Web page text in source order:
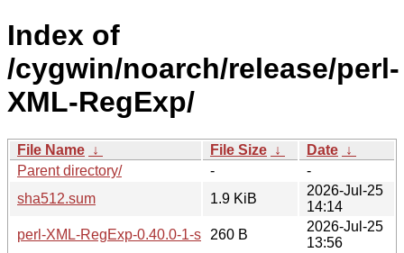
Index of
/cygwin/noarch/release/perl-
XML-RegExp/
File Name ↓ File Size ↓ Date ↓
Parent directory/
-
-
sha512.sum
1.9 KiB
2026-Jul-25
14:14
perl-XML-RegExp-0.40.0-1-src.hint
260 B
2026-Jul-25
13:56